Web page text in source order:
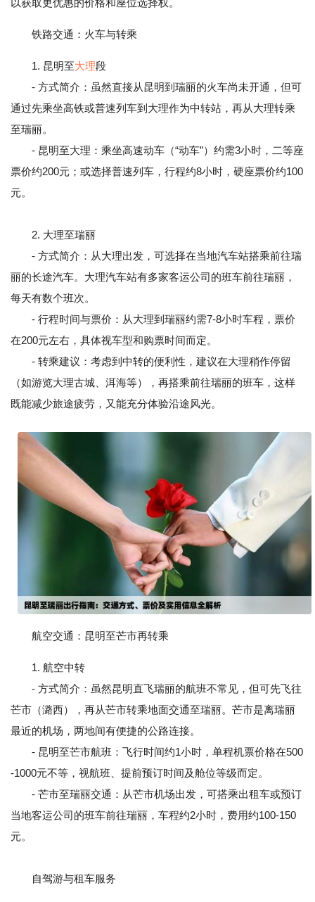
以获取更优惠的价格和座位选择权。
铁路交通：火车与转乘
1. 昆明至大理段
- 方式简介：虽然直接从昆明到瑞丽的火车尚未开通，但可
通过先乘坐高铁或普速列车到大理作为中转站，再从大理转乘
至瑞丽。
- 昆明至大理：乘坐高速动车（“动车”）约需3小时，二等座
票价约200元；或选择普速列车，行程约8小时，硬座票价约100
元。
2. 大理至瑞丽
- 方式简介：从大理出发，可选择在当地汽车站搭乘前往瑞
丽的长途汽车。大理汽车站有多家客运公司的班车前往瑞丽，
每天有数个班次。
- 行程时间与票价：从大理到瑞丽约需7-8小时车程，票价
在200元左右，具体视车型和购票时间而定。
- 转乘建议：考虑到中转的便利性，建议在大理稍作停留
（如游览大理古城、洱海等），再搭乘前往瑞丽的班车，这样
既能减少旅途疲劳，又能充分体验沿途风光。
航空交通：昆明至芒市再转乘
1. 航空中转
- 方式简介：虽然昆明直飞瑞丽的航班不常见，但可先飞往
芒市（潞西），再从芒市转乘地面交通至瑞丽。芒市是离瑞丽
最近的机场，两地间有便捷的公路连接。
- 昆明至芒市航班：飞行时间约1小时，单程机票价格在500
-1000元不等，视航班、提前预订时间及舱位等级而定。
- 芒市至瑞丽交通：从芒市机场出发，可搭乘出租车或预订
当地客运公司的班车前往瑞丽，车程约2小时，费用约100-150
元。
自驾游与租车服务